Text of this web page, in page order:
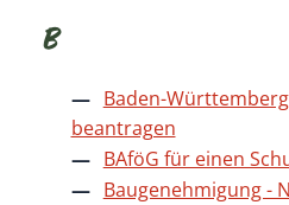
B
Baden-
beantragen
BAföG für einen
Baugenehmigung -